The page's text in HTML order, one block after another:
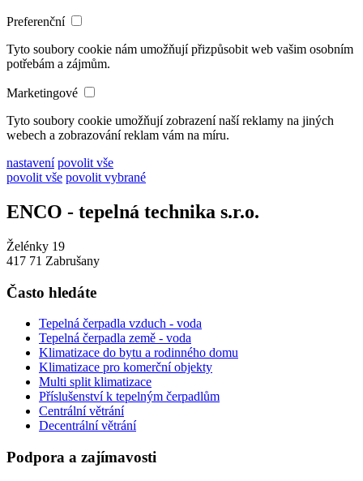
Preferenční
Tyto soubory cookie nám umožňují přizpůsobit web vašim osobním
potřebám a zájmům.
Marketingové
Tyto soubory cookie umožňují zobrazení naší reklamy na jiných
webech a zobrazování reklam vám na míru.
nastavení povolit vše
povolit vše povolit vybrané
ENCO - tepelná technika s.r.o.
Želénky 19
417 71 Zabrušany
Často hledáte
Tepelná čerpadla vzduch - voda
Tepelná čerpadla země - voda
Klimatizace do bytu a rodinného domu
Klimatizace pro komerční objekty
Multi split klimatizace
Příslušenství k tepelným čerpadlům
Centrální větrání
Decentrální větrání
Podpora a zajímavosti